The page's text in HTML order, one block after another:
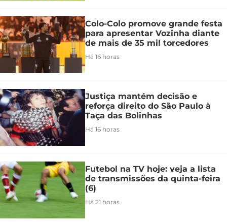
Colo-Colo promove grande festa
para apresentar Vozinha diante
de mais de 35 mil torcedores
Há 16 horas
Justiça mantém decisão e
reforça direito do São Paulo à
Taça das Bolinhas
Há 16 horas
Futebol na TV hoje: veja a lista
de transmissões da quinta-feira
(6)
Há 21 horas